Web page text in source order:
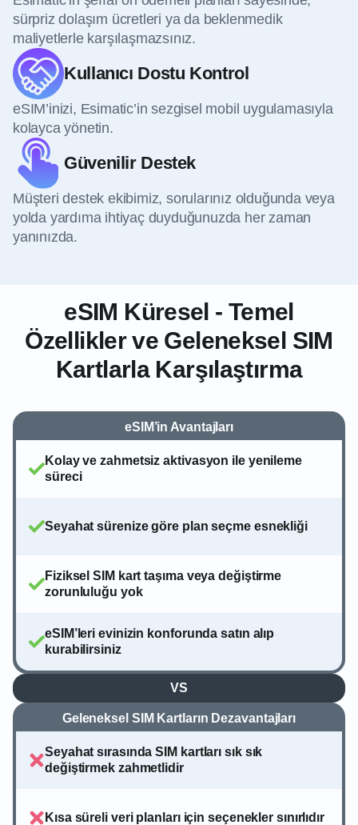
sürpriz dolaşım ücretleri ya da beklenmedik
maliyetlerle karşılaşmazsınız.
Kullanıcı Dostu Kontrol
eSIM’inizi, Esimatic’in sezgisel mobil uygulamasıyla
kolayca yönetin.
Güvenilir Destek
Müşteri destek ekibimiz, sorularınız olduğunda veya
yolda yardıma ihtiyaç duyduğunuzda her zaman
yanınızda.
eSIM Küresel - Temel
Özellikler ve Geleneksel SIM
Kartlarla Karşılaştırma
eSIM’in Avantajları
Kolay ve zahmetsiz aktivasyon ile yenileme
süreci
Seyahat sürenize göre plan seçme esnekliği
Fiziksel SIM kart taşıma veya değiştirme
zorunluluğu yok
eSIM’leri evinizin konforunda satın alıp
kurabilirsiniz
VS
Geleneksel SIM Kartların Dezavantajları
Seyahat sırasında SIM kartları sık sık
değiştirmek zahmetlidir
Kısa süreli veri planları için seçenekler sınırlıdır